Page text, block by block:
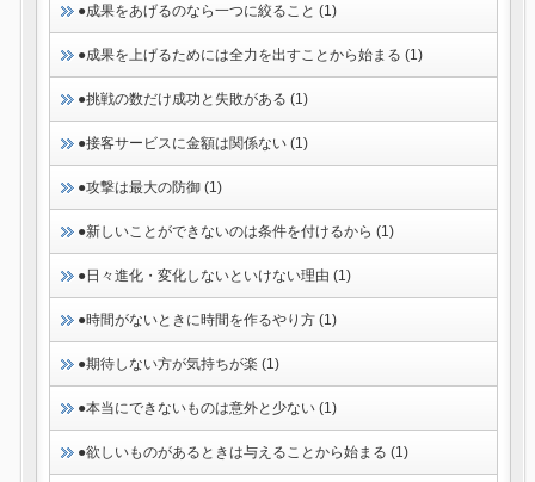
●成果をあげるのなら一つに絞ること (1)
●成果を上げるためには全力を出すことから始まる (1)
●挑戦の数だけ成功と失敗がある (1)
●接客サービスに金額は関係ない (1)
●攻撃は最大の防御 (1)
●新しいことができないのは条件を付けるから (1)
●日々進化・変化しないといけない理由 (1)
●時間がないときに時間を作るやり方 (1)
●期待しない方が気持ちが楽 (1)
●本当にできないものは意外と少ない (1)
●欲しいものがあるときは与えることから始まる (1)